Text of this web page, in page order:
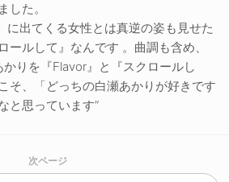
した。
に出てくる女性とは真逆の姿も見せた
ールして』なんです 。曲調も含め、
りを『Flavor』と『スクロールし
そ、「どっちの白瀬あかりが好きです
と思っています”
次ページ